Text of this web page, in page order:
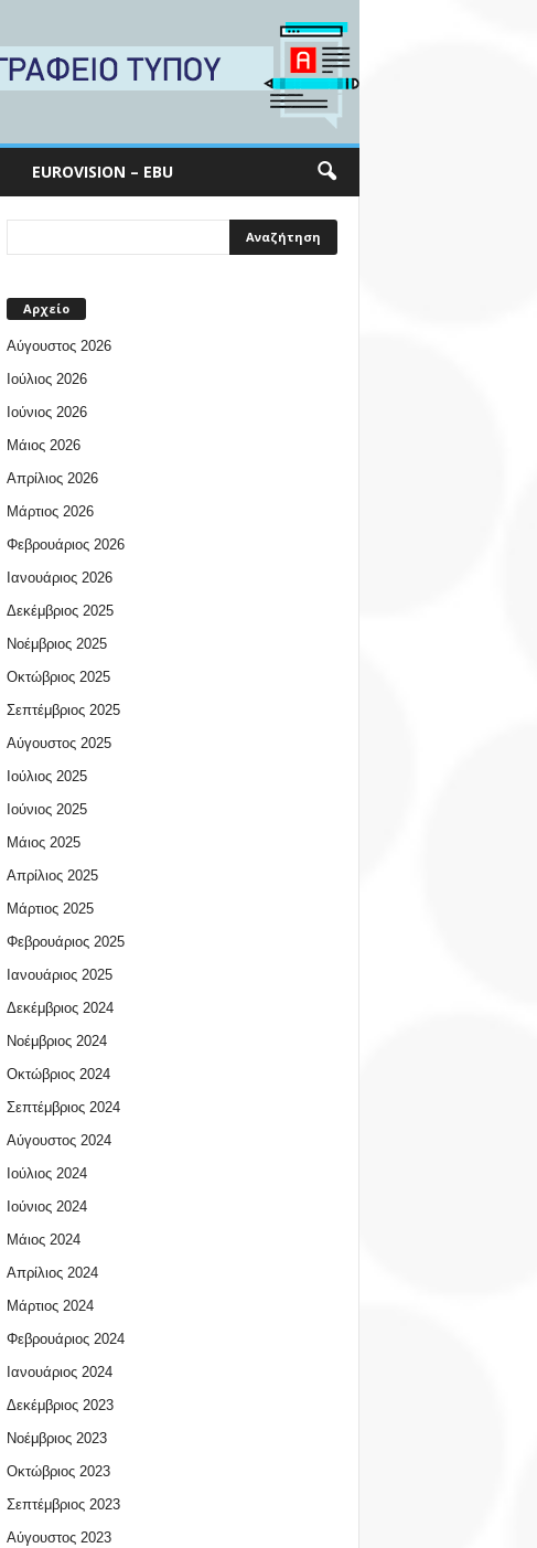
EUROVISION – EBU
Αρχείο
Αύγουστος 2026
Ιούλιος 2026
Ιούνιος 2026
Μάιος 2026
Απρίλιος 2026
Μάρτιος 2026
Φεβρουάριος 2026
Ιανουάριος 2026
Δεκέμβριος 2025
Νοέμβριος 2025
Οκτώβριος 2025
Σεπτέμβριος 2025
Αύγουστος 2025
Ιούλιος 2025
Ιούνιος 2025
Μάιος 2025
Απρίλιος 2025
Μάρτιος 2025
Φεβρουάριος 2025
Ιανουάριος 2025
Δεκέμβριος 2024
Νοέμβριος 2024
Οκτώβριος 2024
Σεπτέμβριος 2024
Αύγουστος 2024
Ιούλιος 2024
Ιούνιος 2024
Μάιος 2024
Απρίλιος 2024
Μάρτιος 2024
Φεβρουάριος 2024
Ιανουάριος 2024
Δεκέμβριος 2023
Νοέμβριος 2023
Οκτώβριος 2023
Σεπτέμβριος 2023
Αύγουστος 2023